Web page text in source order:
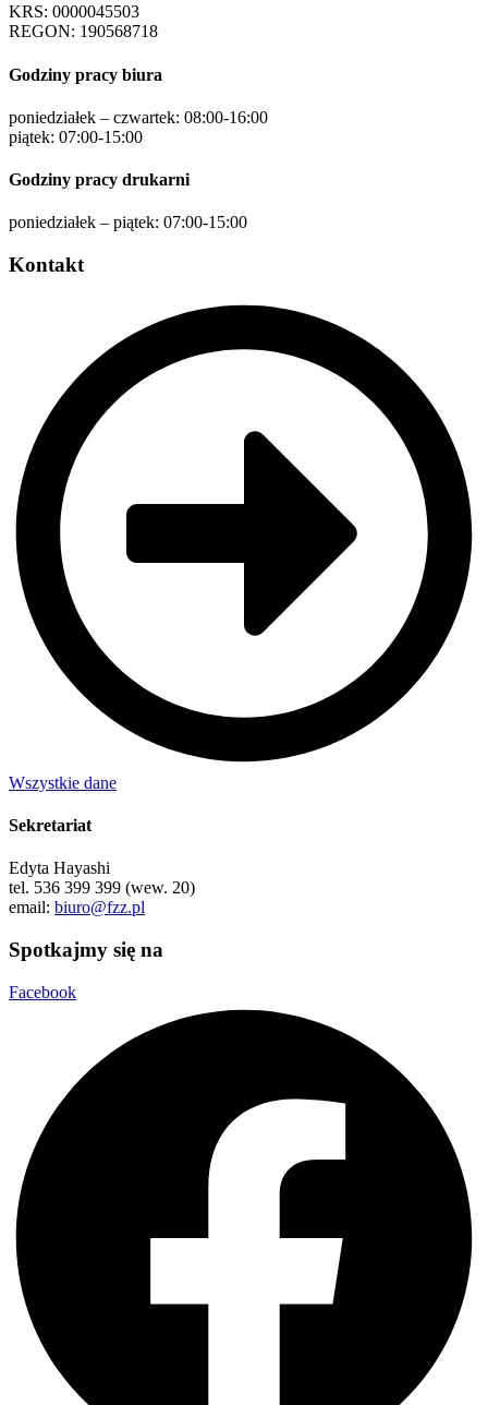
KRS: 0000045503
REGON: 190568718
Godziny pracy biura
poniedziałek – czwartek: 08:00-16:00
piątek: 07:00-15:00
Godziny pracy drukarni
poniedziałek – piątek: 07:00-15:00
Kontakt
Wszystkie dane
Sekretariat
Edyta Hayashi
tel. 536 399 399 (wew. 20)
email: biuro@fzz.pl
Spotkajmy się na
Facebook